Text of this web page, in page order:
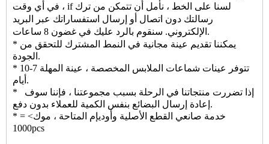
في أي وقت ، if لسنا على الخط ، نأمل أن تتمكن من ترك
رسالتك دون اتصال أو إرسال استفساراتك عبر البريد
الإلكتروني. سنقوم بالرد عليك في غضون 8 ساعات.
* يمكننا تقديم عينة مجانية في النمط المشترك للتحقق من
الجودة.
* تتوفر عينات شماعات الملابس المخصصة ، عينة المهلة 7-10
أيام.
* إذا تضررت منتجاتنا في الرحلة بسبب مجموعتنا ، فإننا سوف
إعادة إرسال البضائع بنفس الكمية للعملاء بدون دفع.
* خدمة صانعي القطع الأصلية وأوديإم المتاحة ، موك> =
1000pcs